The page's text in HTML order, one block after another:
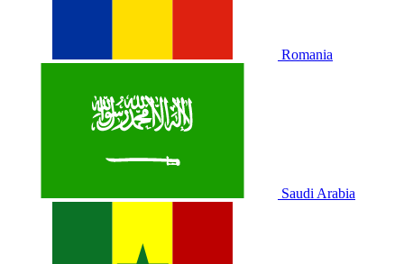
Romania
Saudi Arabia